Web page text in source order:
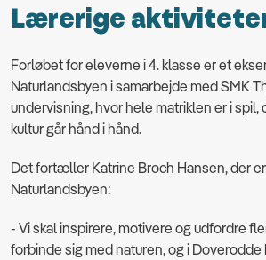
Lærerige
Forløbet for eleverne i 4. klasse er et
Naturlandsbyen i samarbejde med SMK
undervisning, hvor hele matriklen er i spil,
kultur går hånd i hånd.
Det fortæller Katrine Broch Hansen, der
Naturlandsbyen:
- Vi skal inspirere, motivere og udfordre
forbinde sig med naturen, og i Doverodde